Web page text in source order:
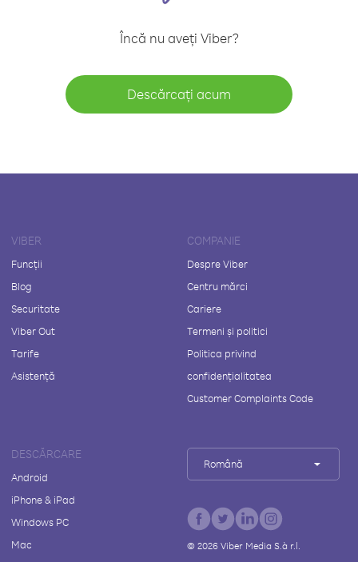
Încă nu aveți Viber?
Descărcați acum
VIBER
Funcții
Blog
Securitate
Viber Out
Tarife
Asistență
COMPANIE
Despre Viber
Centru mărci
Cariere
Termeni și politici
Politica privind
confidențialitatea
Customer Complaints Code
DESCĂRCARE
Android
iPhone & iPad
Windows PC
Mac
Română
© 2026Viber Media S.à r.l.